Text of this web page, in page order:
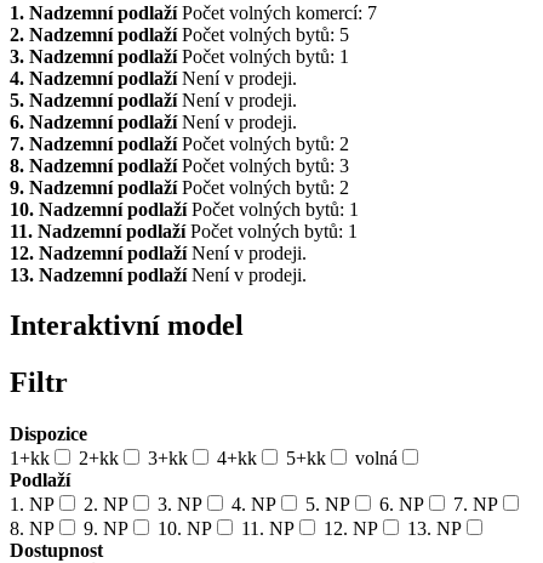
1. Nadzemní podlaží Počet volných komercí: 7
2. Nadzemní podlaží Počet volných bytů: 5
3. Nadzemní podlaží Počet volných bytů: 1
4. Nadzemní podlaží Není v prodeji.
5. Nadzemní podlaží Není v prodeji.
6. Nadzemní podlaží Není v prodeji.
7. Nadzemní podlaží Počet volných bytů: 2
8. Nadzemní podlaží Počet volných bytů: 3
9. Nadzemní podlaží Počet volných bytů: 2
10. Nadzemní podlaží Počet volných bytů: 1
11. Nadzemní podlaží Počet volných bytů: 1
12. Nadzemní podlaží Není v prodeji.
13. Nadzemní podlaží Není v prodeji.
Interaktivní model
Filtr
Dispozice
1+kk
2+kk 3+kk 4+kk 5+kk
volná
Podlaží
1. NP
2. NP 3. NP 4. NP 5. NP 6. NP
7. NP
8. NP
9. NP 10. NP 11. NP 12. NP
13. NP
Dostupnost